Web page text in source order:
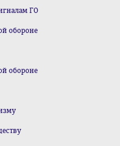
ГО
обороне
обороне